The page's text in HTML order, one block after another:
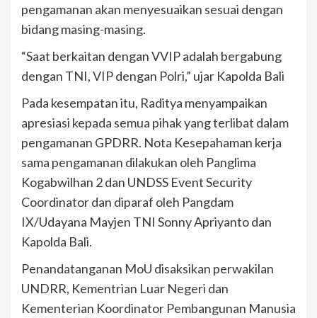
pengamanan akan menyesuaikan sesuai dengan
bidang masing-masing.
“Saat berkaitan dengan VVIP adalah bergabung
dengan TNI, VIP dengan Polri,” ujar Kapolda Bali
Pada kesempatan itu, Raditya menyampaikan
apresiasi kepada semua pihak yang terlibat dalam
pengamanan GPDRR. Nota Kesepahaman kerja
sama pengamanan dilakukan oleh Panglima
Kogabwilhan 2 dan UNDSS Event Security
Coordinator dan diparaf oleh Pangdam
IX/Udayana Mayjen TNI Sonny Apriyanto dan
Kapolda Bali.
Penandatanganan MoU disaksikan perwakilan
UNDRR, Kementrian Luar Negeri dan
Kementerian Koordinator Pembangunan Manusia